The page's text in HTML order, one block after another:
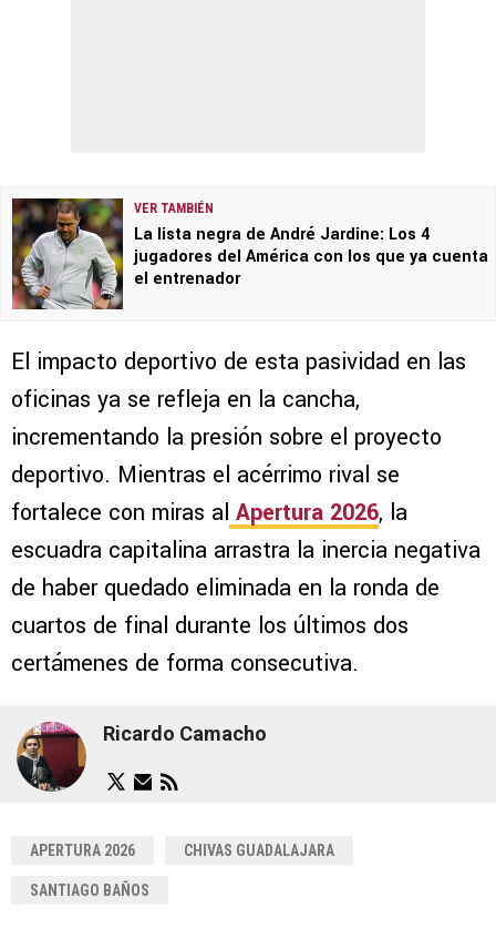
VER TAMBIÉN
La lista negra de André Jardine: Los 4
jugadores del América con los que ya cuenta
el entrenador
El impacto deportivo de esta pasividad en las
oficinas ya se refleja en la cancha,
incrementando la presión sobre el proyecto
deportivo. Mientras el acérrimo rival se
fortalece con miras al Apertura 2026, la
escuadra capitalina arrastra la inercia negativa
de haber quedado eliminada en la ronda de
cuartos de final durante los últimos dos
certámenes de forma consecutiva.
Ricardo Camacho
APERTURA 2026 CHIVAS GUADALAJARA
SANTIAGO BAÑOS